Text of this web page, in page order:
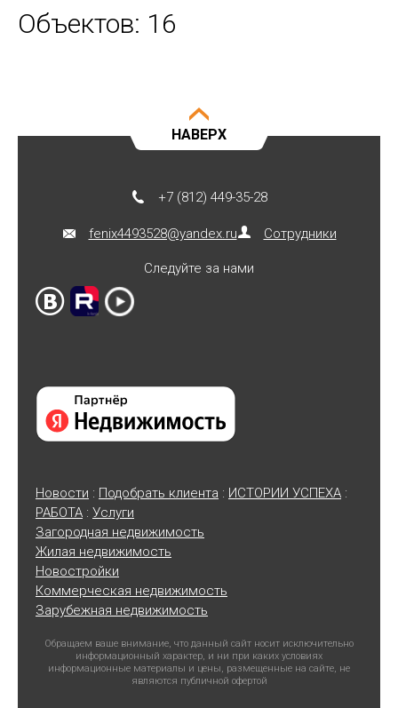
Объектов: 16
НАВЕРХ
+7 (812) 449-35-28
fenix4493528@yandex.ru Сотрудники
Следуйте за нами
Новости : Подобрать клиента : ИСТОРИИ УСПЕХА :
РАБОТА : Услуги
Загородная недвижимость
Жилая недвижимость
Новостройки
Коммерческая недвижимость
Зарубежная недвижимость
Обращаем ваше внимание, что данный сайт носит исключительно
информационный характер, и ни при каких условиях
информационные материалы и цены, размещенные на сайте, не
являются публичной офертой